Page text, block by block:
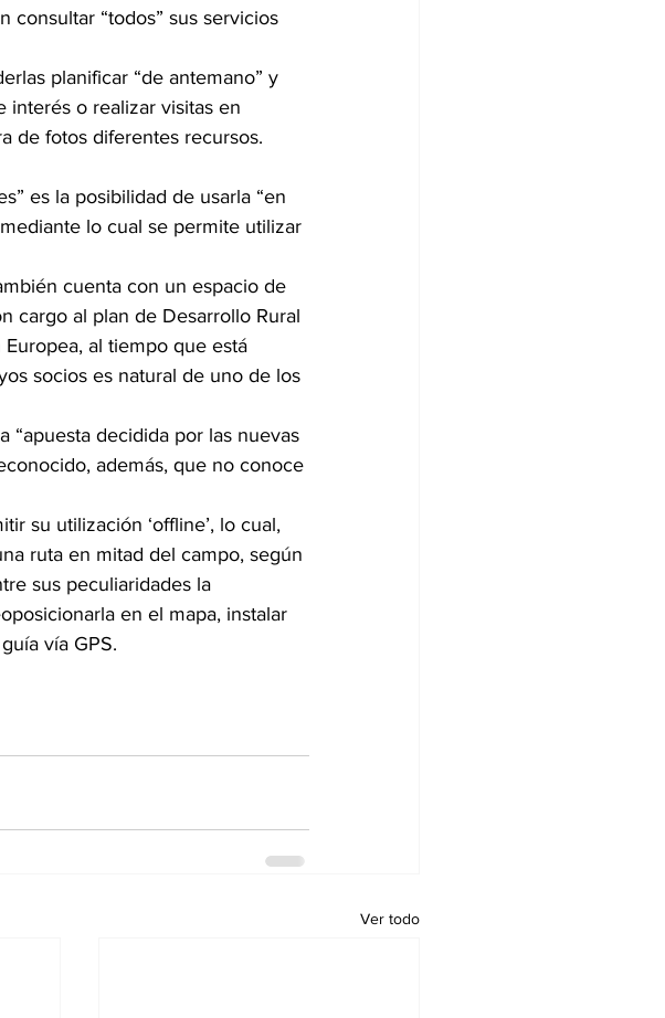
consultar “todos” sus servicios
planificar “de antemano” y
interés o realizar visitas en
de fotos diferentes recursos.
es la posibilidad de usarla “en
lo cual se permite utilizar
cuenta con un espacio de
cargo al plan de Desarrollo Rural
al tiempo que está
socios es natural de uno de los
“apuesta decidida por las nuevas
además, que no conoce
su utilización ‘offline’, lo cual,
ruta en mitad del campo, según
sus peculiaridades la
en el mapa, instalar
vía GPS.
Ver todo